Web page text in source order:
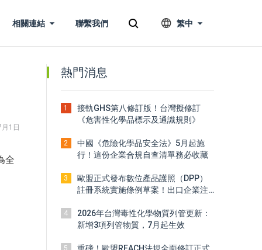
相關連結 聯繫我們 繁中
1日
全
熱門消息
1
接軌GHS第八修訂版！台灣擬修訂
《危害性化學品標示及通識規則》
2
中國《危險化學品安全法》5月起施
行！這份企業合規自查清單務必收藏
3
歐盟正式發布數位產品護照（DPP）
註冊系統實施條例草案！出口企業注
4
2026年台灣毒性化學物質列管更新：
新增3項列管物質，7月起生效
5